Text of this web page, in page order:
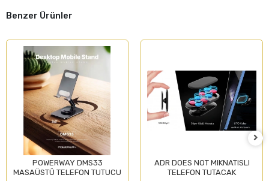
Benzer Ürünler
POWERWAY DMS33
MASAÜSTÜ TELEFON TUTUCU
ADR DOES NOT MIKNATISLI
TELEFON TUTACAK